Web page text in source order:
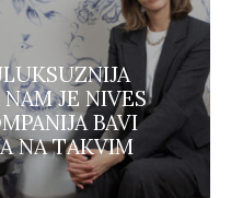
JE NIVES
BAVI
NA TAKVIM